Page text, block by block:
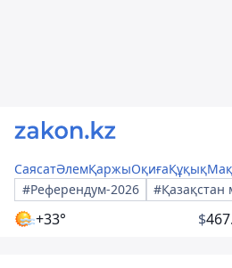
СаясатӘлемҚаржыОқиғаҚұқық
#Референдум-2026
+33° $